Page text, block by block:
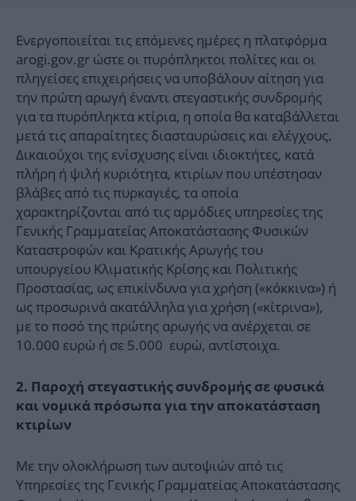
Ενεργοποιείται τις επόμενες ημέρες η πλατφόρμα
arogi.gov.gr ώστε οι πυρόπληκτοι πολίτες και οι
πληγείσες επιχειρήσεις να υποβάλουν αίτηση για
την πρώτη αρωγή έναντι στεγαστικής συνδρομής
για τα πυρόπληκτα κτίρια, η οποία θα καταβάλλεται
μετά τις απαραίτητες διασταυρώσεις και ελέγχους.
Δικαιούχοι της ενίσχυσης είναι ιδιοκτήτες, κατά
πλήρη ή ψιλή κυριότητα, κτιρίων που υπέστησαν
βλάβες από τις πυρκαγιές, τα οποία
χαρακτηρίζονται από τις αρμόδιες υπηρεσίες της
Γενικής Γραμματείας Αποκατάστασης Φυσικών
Καταστροφών και Κρατικής Αρωγής του
υπουργείου Κλιματικής Κρίσης και Πολιτικής
Προστασίας, ως επικίνδυνα για χρήση («κόκκινα») ή
ως προσωρινά ακατάλληλα για χρήση («κίτρινα»),
με το ποσό της πρώτης αρωγής να ανέρχεται σε
10.000 ευρώ ή σε 5.000 ευρώ, αντίστοιχα.
2. Παροχή στεγαστικής συνδρομής σε φυσικά
και νομικά πρόσωπα για την αποκατάσταση
κτιρίων
Με την ολοκλήρωση των αυτοψιών από τις
Υπηρεσίες της Γενικής Γραμματείας Αποκατάστασης